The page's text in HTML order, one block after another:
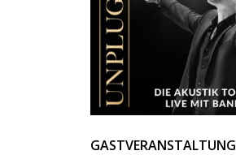
GASTVERANSTALTUNG